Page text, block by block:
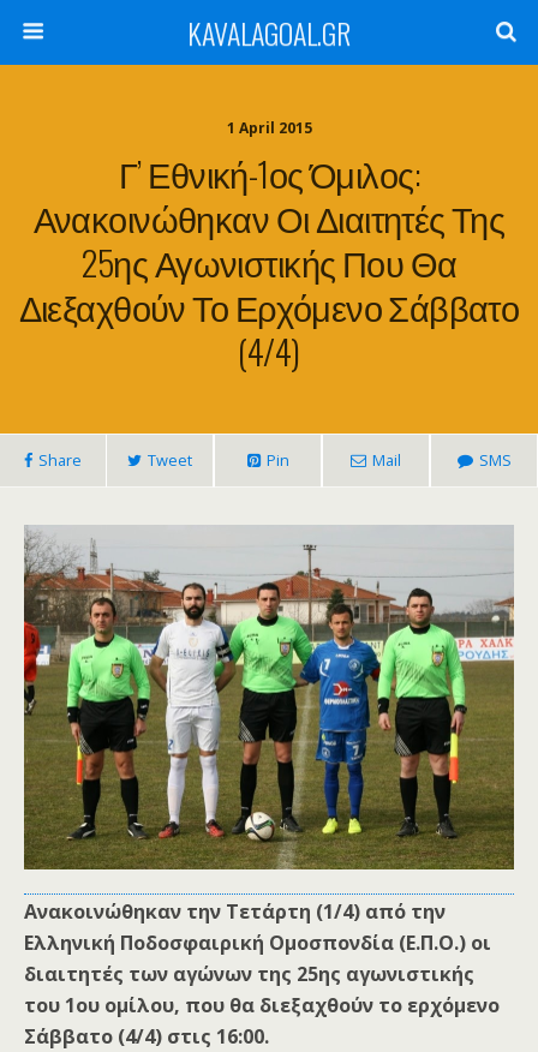
KAVALAGOAL.GR
1 April 2015
Γ’ Εθνική-1ος Όμιλος:
Ανακοινώθηκαν Οι Διαιτητές Της
25ης Αγωνιστικής Που Θα
Διεξαχθούν Το Ερχόμενο Σάββατο
(4/4)
Share Tweet Pin Mail SMS
Ανακοινώθηκαν την Τετάρτη (1/4) από την
Ελληνική Ποδοσφαιρική Ομοσπονδία (Ε.Π.Ο.) οι
διαιτητές των αγώνων της 25ης αγωνιστικής
του 1ου ομίλου, που θα διεξαχθούν το ερχόμενο
Σάββατο (4/4) στις 16:00.